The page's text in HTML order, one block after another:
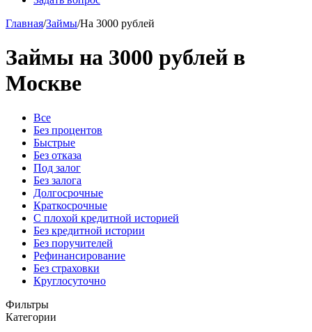
Главная/Займы/На 3000 рублей
Займы на 3000 рублей в
Москве
Все
Без процентов
Быстрые
Без отказа
Под залог
Без залога
Долгосрочные
Краткосрочные
С плохой кредитной историей
Без кредитной истории
Без поручителей
Рефинансирование
Без страховки
Круглосуточно
Фильтры
Категории